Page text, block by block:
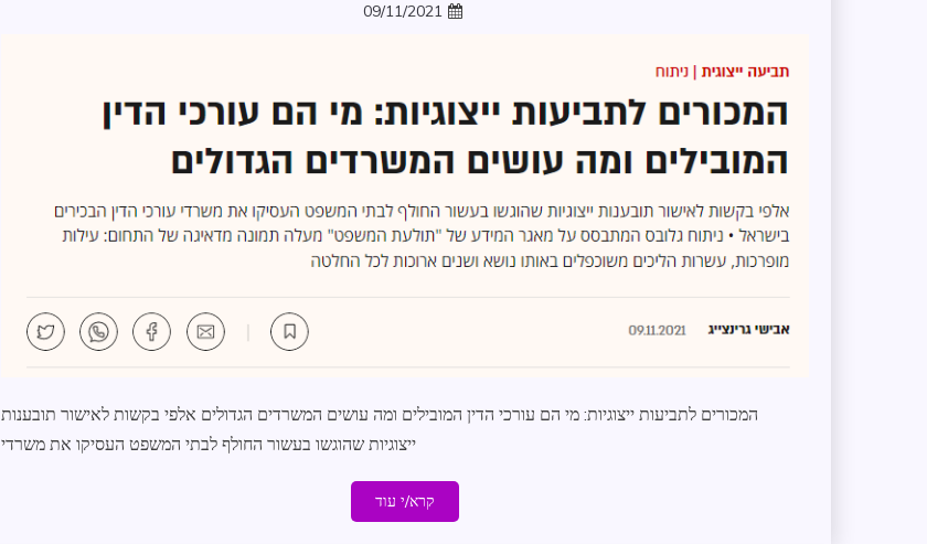
תובענות
09/11/2021
המכורים לתביעות ייצוגיות: מי הם עורכי הדין המובילים ומה עושים המשרדים הגדולים אלפי בקשות לאישור תובענות
ייצוגיות שהוגשו בעשור החולף לבתי המשפט העסיקו את משרדי
קרא/י עוד